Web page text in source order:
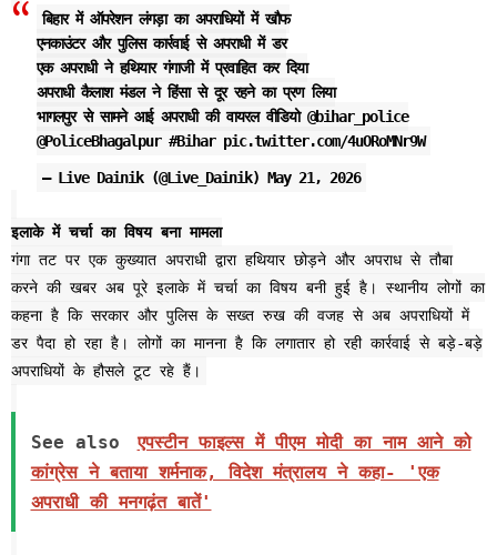
बिहार में ऑपरेशन लंगड़ा का अपराधियों में खौफ
एनकाउंटर और पुलिस कार्रवाई से अपराधी में डर
एक अपराधी ने हथियार गंगाजी में प्रवाहित कर दिया
अपराधी कैलाश मंडल ने हिंसा से दूर रहने का प्रण लिया
भागलपुर से सामने आई अपराधी की वायरल वीडियो @bihar_police
@PoliceBhagalpur #Bihar pic.twitter.com/4uORoMNr9W
— Live Dainik (@Live_Dainik) May 21, 2026
इलाके में चर्चा का विषय बना मामला
गंगा तट पर एक कुख्यात अपराधी द्वारा हथियार छोड़ने और अपराध से तौबा
करने की खबर अब पूरे इलाके में चर्चा का विषय बनी हुई है। स्थानीय लोगों का
कहना है कि सरकार और पुलिस के सख्त रुख की वजह से अब अपराधियों में
डर पैदा हो रहा है। लोगों का मानना है कि लगातार हो रही कार्रवाई से बड़े-बड़े
अपराधियों के हौसले टूट रहे हैं।
See also
एपस्टीन फाइल्स में पीएम मोदी का नाम आने को
कांग्रेस ने बताया शर्मनाक, विदेश मंत्रालय ने कहा- 'एक
अपराधी की मनगढ़ंत बातें'